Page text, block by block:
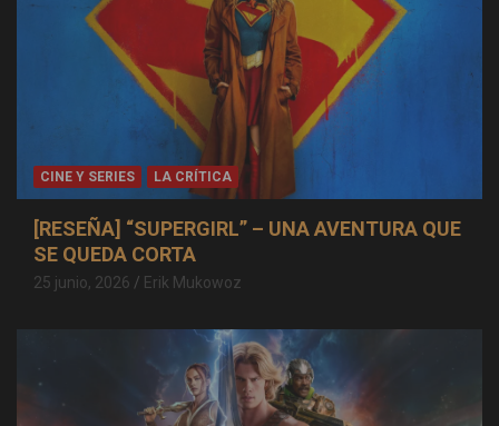
CINE Y SERIES LA CRÍTICA
[RESEÑA] “SUPERGIRL” – UNA AVENTURA QUE
SE QUEDA CORTA
25 junio, 2026 Erik Mukowoz